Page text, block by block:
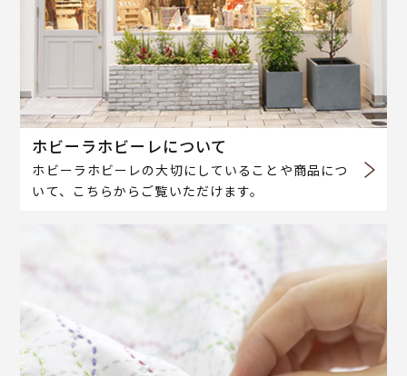
ホビーラホビーレについて
ホビーラホビーレの大切にしていることや商品につ
いて、こちらからご覧いただけます。